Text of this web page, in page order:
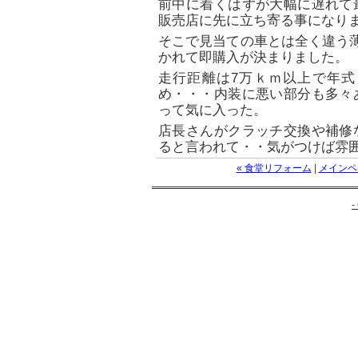
前中に着くはずが大幅に遅れ
販売店に先に立ち寄る事になり
そこで見当ての車とは全く違う
かれて即購入が決まりました。
走行距離は7万ｋｍ以上で年
め・・・内装に悪い部分も多
って気に入った。
店長さんがクラッチ交換や補
ると言われて・・気がつけば雰
« 食堂リフォーム メイン
-